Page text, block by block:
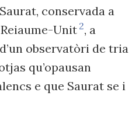
conservada a
Unit 2, a
observatòri de tria
qu’opausan
e que Saurat se i